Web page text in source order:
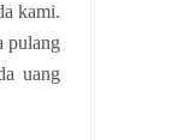
kami.
pulang
uang